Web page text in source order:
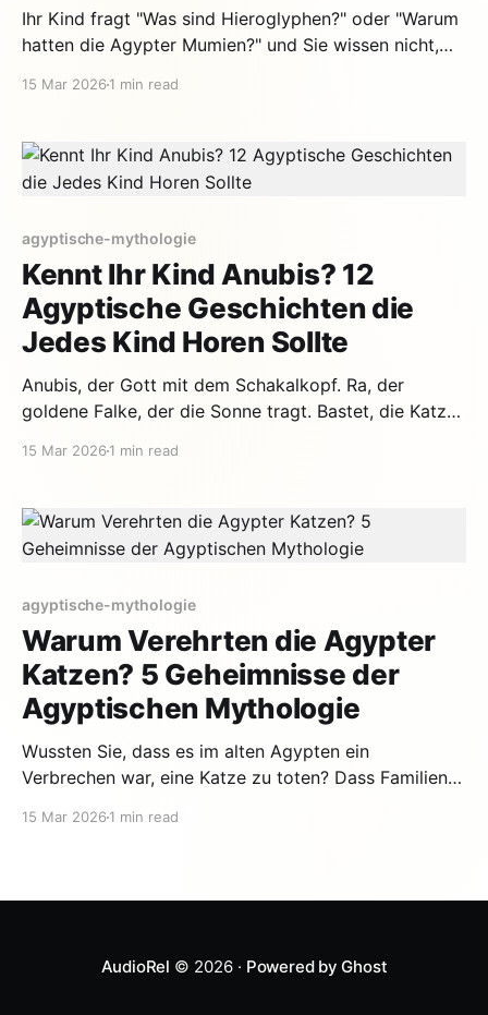
Ihr Kind fragt "Was sind Hieroglyphen?" oder "Warum
hatten die Agypter Mumien?" und Sie wissen nicht,
(Einfache Version) Ra — Der Chef. Sonnengott,
Schopfer von
15 Mar 2026 1 min read
agyptische-mythologie
Kennt Ihr Kind Anubis? 12
Agyptische Geschichten die
Jedes Kind Horen Sollte
Anubis, der Gott mit dem Schakalkopf. Ra, der
goldene Falke, der die Sonne tragt. Bastet, die Katze,
Die agyptische Mythologie fasziniert Kinder jeden
Alters. Fur die Kleinsten (3-5
15 Mar 20261 min read
agyptische-mythologie
Warum Verehrten die Agypter
Katzen? 5 Geheimnisse der
Agyptischen Mythologie
Wussten Sie, dass es im alten Agypten ein
Verbrechen war, eine Katze zu toten? Dass Familien
15 Mar 2026 1 min read
AudioRel © 2026 · Powered by Ghost